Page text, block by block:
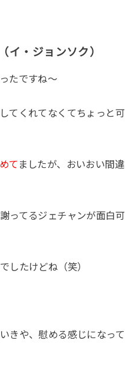
イ・ジョンソク）
たですね～
てくれてなくてちょっと可
て ましたが、おいおい間違
ってるジェチャンが面白可
したけどね（笑）
きや、慰める感じになって